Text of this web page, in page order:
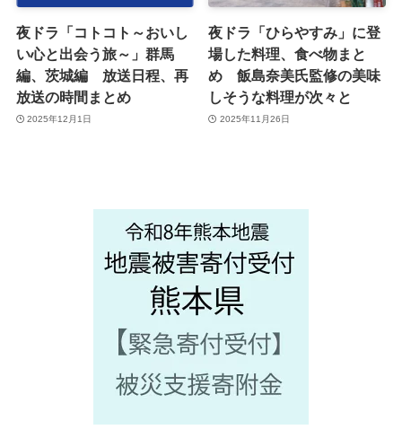
夜ドラ「コトコト～おいし
い心と出会う旅～」群馬
編、茨城編 放送日程、再
放送の時間まとめ
2025年12月1日
夜ドラ「ひらやすみ」に登
場した料理、食べ物まと
め 飯島奈美氏監修の美味
しそうな料理が次々と
2025年11月26日